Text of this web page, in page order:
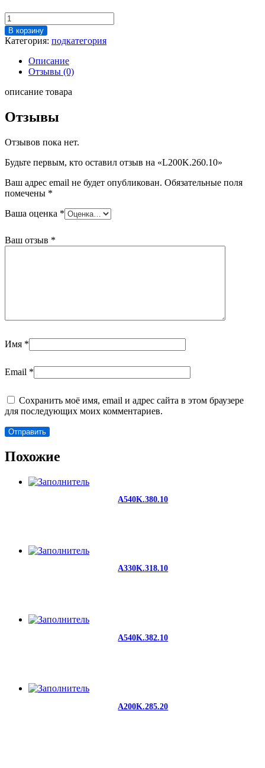
Количество
товара
L200K.260.10
В корзину
Категория: подкатегория
Описание
Отзывы (0)
описание товара
Отзывы
Отзывов пока нет.
Будьте первым, кто оставил отзыв на «L200K.260.10»
Ваш адрес email не будет опубликован. Обязательные поля
помечены *
Ваша оценка *
Ваш отзыв *
Имя *
Email *
Сохранить моё имя, email и адрес сайта в этом браузере
для последующих моих комментариев.
Похожие
A540K.380.10
A330K.318.10
A540K.382.10
A200K.285.20